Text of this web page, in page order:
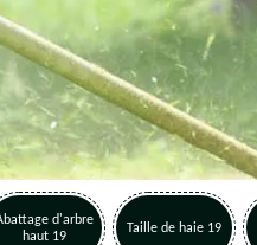
d'arbre
haut 19
Taille de haie 19